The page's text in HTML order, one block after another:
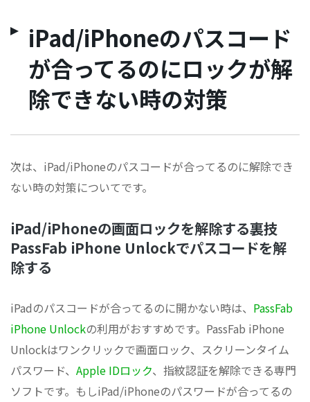
iPad/iPhoneのパスコード
が合ってるのにロックが解
除できない時の対策
次は、iPad/iPhoneのパスコードが合ってるのに解除でき
ない時の対策についてです。
iPad/iPhoneの画面ロックを解除する裏技
PassFab iPhone Unlockでパスコードを解
除する
iPadのパスコードが合ってるのに開かない時は、 PassFab
iPhone Unlockの利用がおすすめです。PassFab iPhone
Unlockはワンクリックで画面ロック、スクリーンタイム
パスワード、 Apple IDロック、指紋認証を解除できる専門
ソフトです。もしiPad/iPhoneのパスワードが合ってるの